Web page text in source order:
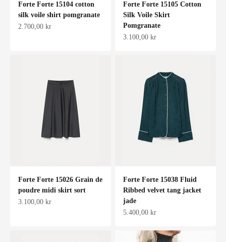
Forte Forte 15104 cotton
silk voile shirt pomgranate
Salgspris
2.700,00 kr
Forte Forte 15105 Cotton
Silk Voile Skirt
Pomgranate
Salgspris
3.100,00 kr
Forte Forte 15026 Grain de
poudre midi skirt sort
Salgspris
3.100,00 kr
Forte Forte 15038 Fluid
Ribbed velvet tang jacket
jade
Salgspris
5.400,00 kr